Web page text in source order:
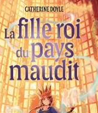
ROMAN
Catherine DOYLE
Bayard
Montrouge - 2025 )
Informations:
Plus d'infos